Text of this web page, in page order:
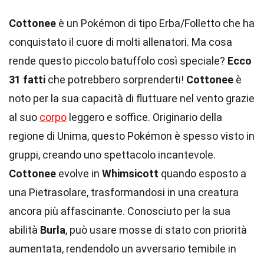
Cottonee è un Pokémon di tipo Erba/Folletto che ha
conquistato il cuore di molti allenatori. Ma cosa
rende questo piccolo batuffolo così speciale? Ecco
31 fatti che potrebbero sorprenderti! Cottonee è
noto per la sua capacità di fluttuare nel vento grazie
al suo corpo leggero e soffice. Originario della
regione di Unima, questo Pokémon è spesso visto in
gruppi, creando uno spettacolo incantevole.
Cottonee evolve in Whimsicott quando esposto a
una Pietrasolare, trasformandosi in una creatura
ancora più affascinante. Conosciuto per la sua
abilità Burla, può usare mosse di stato con priorità
aumentata, rendendolo un avversario temibile in